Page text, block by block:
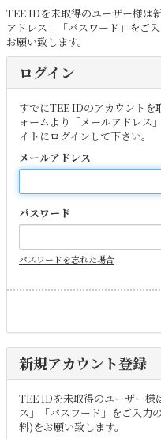
TEE IDを未取得のユーザー様は
アドレス」「パスワード」をご
お願い致します。
ログイン
すでにTEE IDのアカウントを
ォームより「メールアドレス
イトにログインして下さい。
メールアドレス
パスワード
パスワードを忘れた場合
新規アカウント登録
TEE IDを未取得のユーザー様
ス」「パスワード」をご入力
料)をお願い致します。